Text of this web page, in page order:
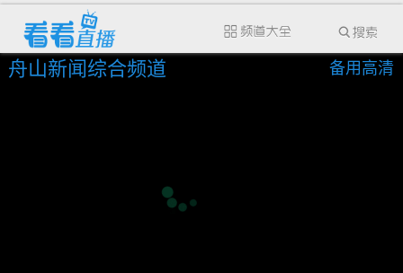
舟山新闻综合频道 备用高清